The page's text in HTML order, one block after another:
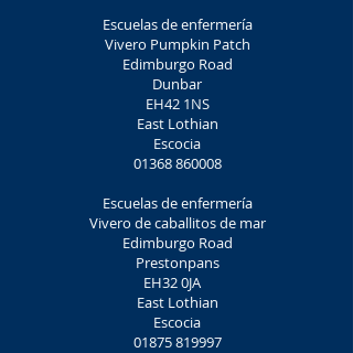
Escuelas de enfermería
Vivero Pumpkin Patch
Edimburgo Road
Dunbar
EH42 1NS
East Lothian
Escocia
01368 860008
Escuelas de enfermería
Vivero de caballitos de mar
Edimburgo Road
Prestonpans
EH32 0JA
East Lothian
Escocia
01875 819997